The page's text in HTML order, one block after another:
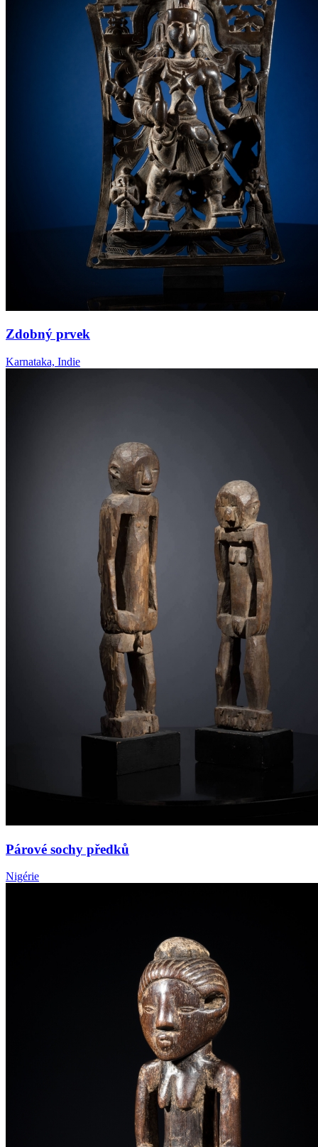
Zdobný prvek
Karnataka, Indie
Párové sochy předků
Nigérie